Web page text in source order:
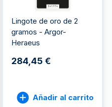
Lingote de oro de 2
gramos - Argor-
Heraeus
284,45 €
Añadir al carrito